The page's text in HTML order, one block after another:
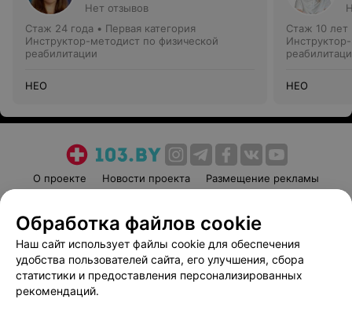
Нет отзывов
Стаж 24 года • Первая категория
Инструктор-методист по физической
реабилитации
НЕО
Стаж 10 лет
НЕО
О проекте Новости проекта
Размещение рекламы
Пользовательское соглашение
Способы оплаты
Вакансии
Партнеры
Написать руководителю 103.by
Обработка файлов cookie
Наш сайт использует файлы cookie для обеспечения
удобства пользователей сайта, его улучшения, сбора
статистики и предоставления персонализированных
рекомендаций.